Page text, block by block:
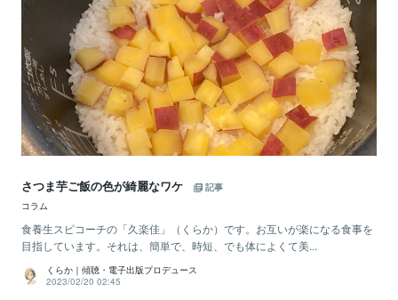
さつま芋ご飯の色が綺麗なワケ
記事
コラム
食養生スピコーチの「久楽佳」（くらか）です。お互いが楽になる食事を
目指しています。それは、簡単で、時短、でも体によくて美...
くらか｜傾聴・電子出版プロデュース
2023/02/20 02:45